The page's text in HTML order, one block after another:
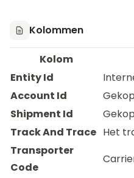
Kolommen
Kolom
Entity Id
Account Id
Shipment Id
Track And Trace Het
Transporter
Code